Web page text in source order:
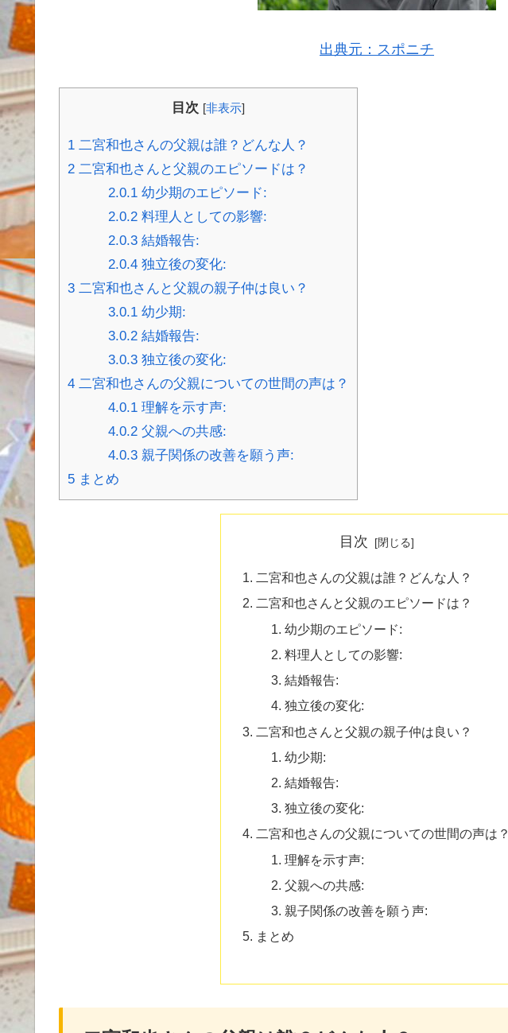
出典元：スポニチ
目次 [非表示]
1 二宮和也さんの父親は誰？どんな人？
2 二宮和也さんと父親のエピソードは？
2.0.1 幼少期のエピソード:
2.0.2 料理人としての影響:
2.0.3 結婚報告:
2.0.4 独立後の変化:
3 二宮和也さんと父親の親子仲は良い？
3.0.1 幼少期:
3.0.2 結婚報告:
3.0.3 独立後の変化:
4 二宮和也さんの父親についての世間の声は？
4.0.1 理解を示す声:
4.0.2 父親への共感:
4.0.3 親子関係の改善を願う声:
5 まとめ
目次
二宮和也さんの父親は誰？どんな人？
二宮和也さんと父親のエピソードは？
幼少期のエピソード:
料理人としての影響:
結婚報告:
独立後の変化:
二宮和也さんと父親の親子仲は良い？
幼少期:
結婚報告:
独立後の変化:
二宮和也さんの父親についての世間の声は？
理解を示す声:
父親への共感:
親子関係の改善を願う声:
まとめ